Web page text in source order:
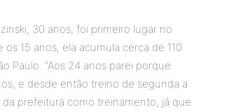
30 anos, foi primeiro lugar no
15 anos, ela acumula cerca de 110
Paulo. “Aos 24 anos parei porque
e desde então treino de segunda a
da prefeitura como treinamento, já que